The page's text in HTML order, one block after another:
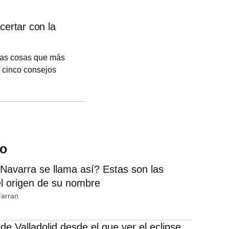
con la
cosas que más
cinco consejos
se llama así? Estas son las
origen de su nombre